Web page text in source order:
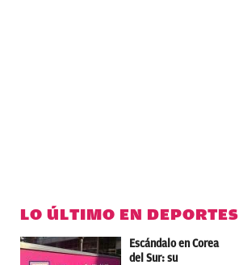
LO ÚLTIMO EN DEPORTES
Escándalo en Corea
del Sur: su